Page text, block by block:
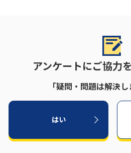
アンケートにご協力
「疑問・問題は解決し
はい